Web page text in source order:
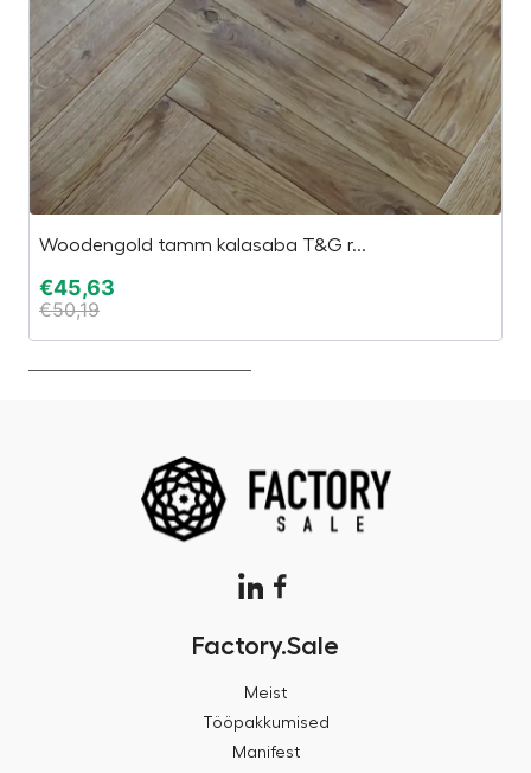
Woodengold tamm kalasaba T&G r...
€45,63
€50,19
Factory.Sale
Meist
Tööpakkumised
Manifest